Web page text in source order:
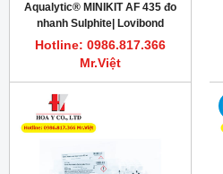
Aqualytic® MINIKIT AF 435 đo
nhanh Sulphite| Lovibond
414350
Hotline: 0986.817.366
Mr.Việt